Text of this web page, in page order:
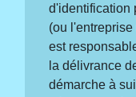
d'identification
(ou
est
la délivrance
démarche à